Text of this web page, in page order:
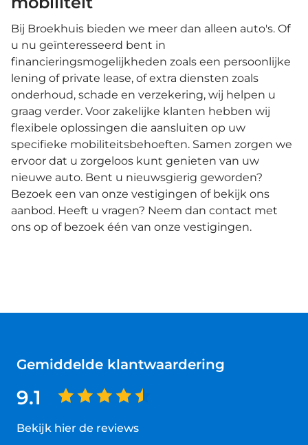
Bij Broekhuis bieden we meer dan alleen auto's. Of
u nu geïnteresseerd bent in
financieringsmogelijkheden zoals een persoonlijke
lening of private lease, of extra diensten zoals
onderhoud, schade en verzekering, wij helpen u
graag verder. Voor zakelijke klanten hebben wij
flexibele oplossingen die aansluiten op uw
specifieke mobiliteitsbehoeften. Samen zorgen we
ervoor dat u zorgeloos kunt genieten van uw
nieuwe auto. Bent u nieuwsgierig geworden?
Bezoek een van onze vestigingen of bekijk ons
aanbod. Heeft u vragen? Neem dan contact met
ons op of bezoek één van onze vestigingen.
Gemiddelde klantwaardering
9.1
Bekijk hier de reviews